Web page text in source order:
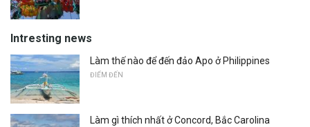
Intresting news
Làm thế nào để đến đảo Apo ở Philippines
ĐIỂM ĐẾN
Làm gì thích nhất ở Concord, Bắc Carolina